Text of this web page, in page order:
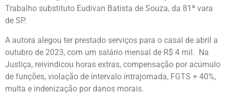
Trabalho substituto Eudivan Batista de Souza, da 81ª vara
de SP.
A autora alegou ter prestado serviços para o casal de abril a
outubro de 2023, com um salário mensal de R$ 4 mil. Na
Justiça, reivindicou horas extras, compensação por acúmulo
de funções, violação de intervalo intrajornada, FGTS + 40%,
multa e indenização por danos morais.